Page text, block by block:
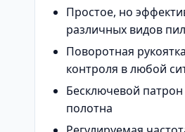
Простое, но
различных видов
Поворотная
контроля в любой
Бесключевой
полотна